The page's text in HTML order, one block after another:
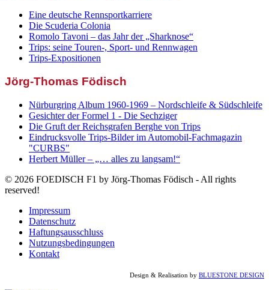
Eine deutsche Rennsportkarriere
Die Scuderia Colonia
Romolo Tavoni – das Jahr der „Sharknose“
Trips: seine Touren-, Sport- und Rennwagen
Trips-Expositionen
Jörg-Thomas Födisch
Nürburgring Album 1960-1969 – Nordschleife & Südschleife
Gesichter der Formel 1 - Die Sechziger
Die Gruft der Reichsgrafen Berghe von Trips
Eindrucksvolle Trips-Bilder im Automobil-Fachmagazin
"CURBS"
Herbert Müller – „… alles zu langsam!“
© 2026 FOEDISCH F1 by Jörg-Thomas Födisch - All rights
reserved!
Impressum
Datenschutz
Haftungsausschluss
Nutzungsbedingungen
Kontakt
Design & Realisation by BLUESTONE DESIGN